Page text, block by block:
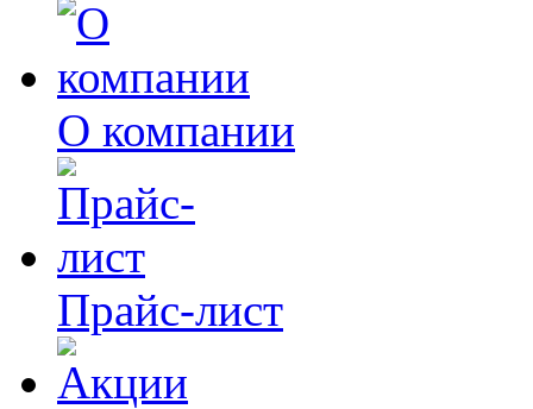
О компании
Прайс-лист